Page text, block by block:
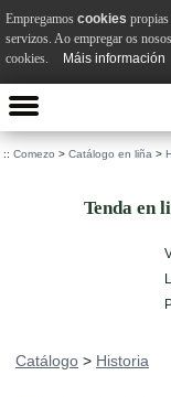
:: Comezo > Catálogo en liña >
Tenda en
Catálogo > Historia
Empregamos cookies
servizos. Ao empregar os
cookies.
Máis información